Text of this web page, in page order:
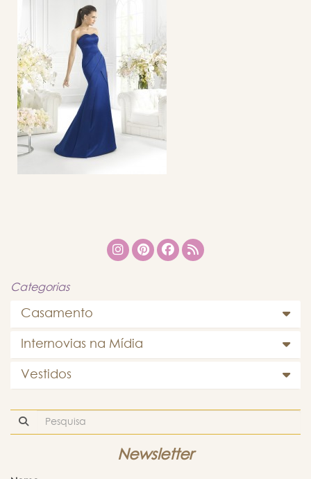
Categorias
Casamento
Internovias na Mídia
Vestidos
Newsletter